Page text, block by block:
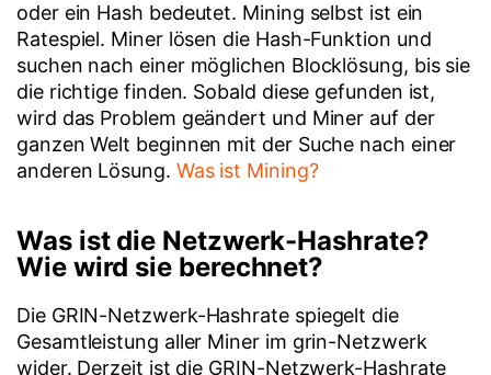
oder ein Hash bedeutet. Mining selbst ist ein
Ratespiel. Miner lösen die Hash-Funktion und
suchen nach einer möglichen Blocklösung, bis sie
die richtige finden. Sobald diese gefunden ist,
wird das Problem geändert und Miner auf der
ganzen Welt beginnen mit der Suche nach einer
anderen Lösung. Was ist Mining?
Was ist die Netzwerk-Hashrate?
Wie wird sie berechnet?
Die GRIN-Netzwerk-Hashrate spiegelt die
Gesamtleistung aller Miner im grin-Netzwerk
wider. Derzeit ist die GRIN-Netzwerk-Hashrate